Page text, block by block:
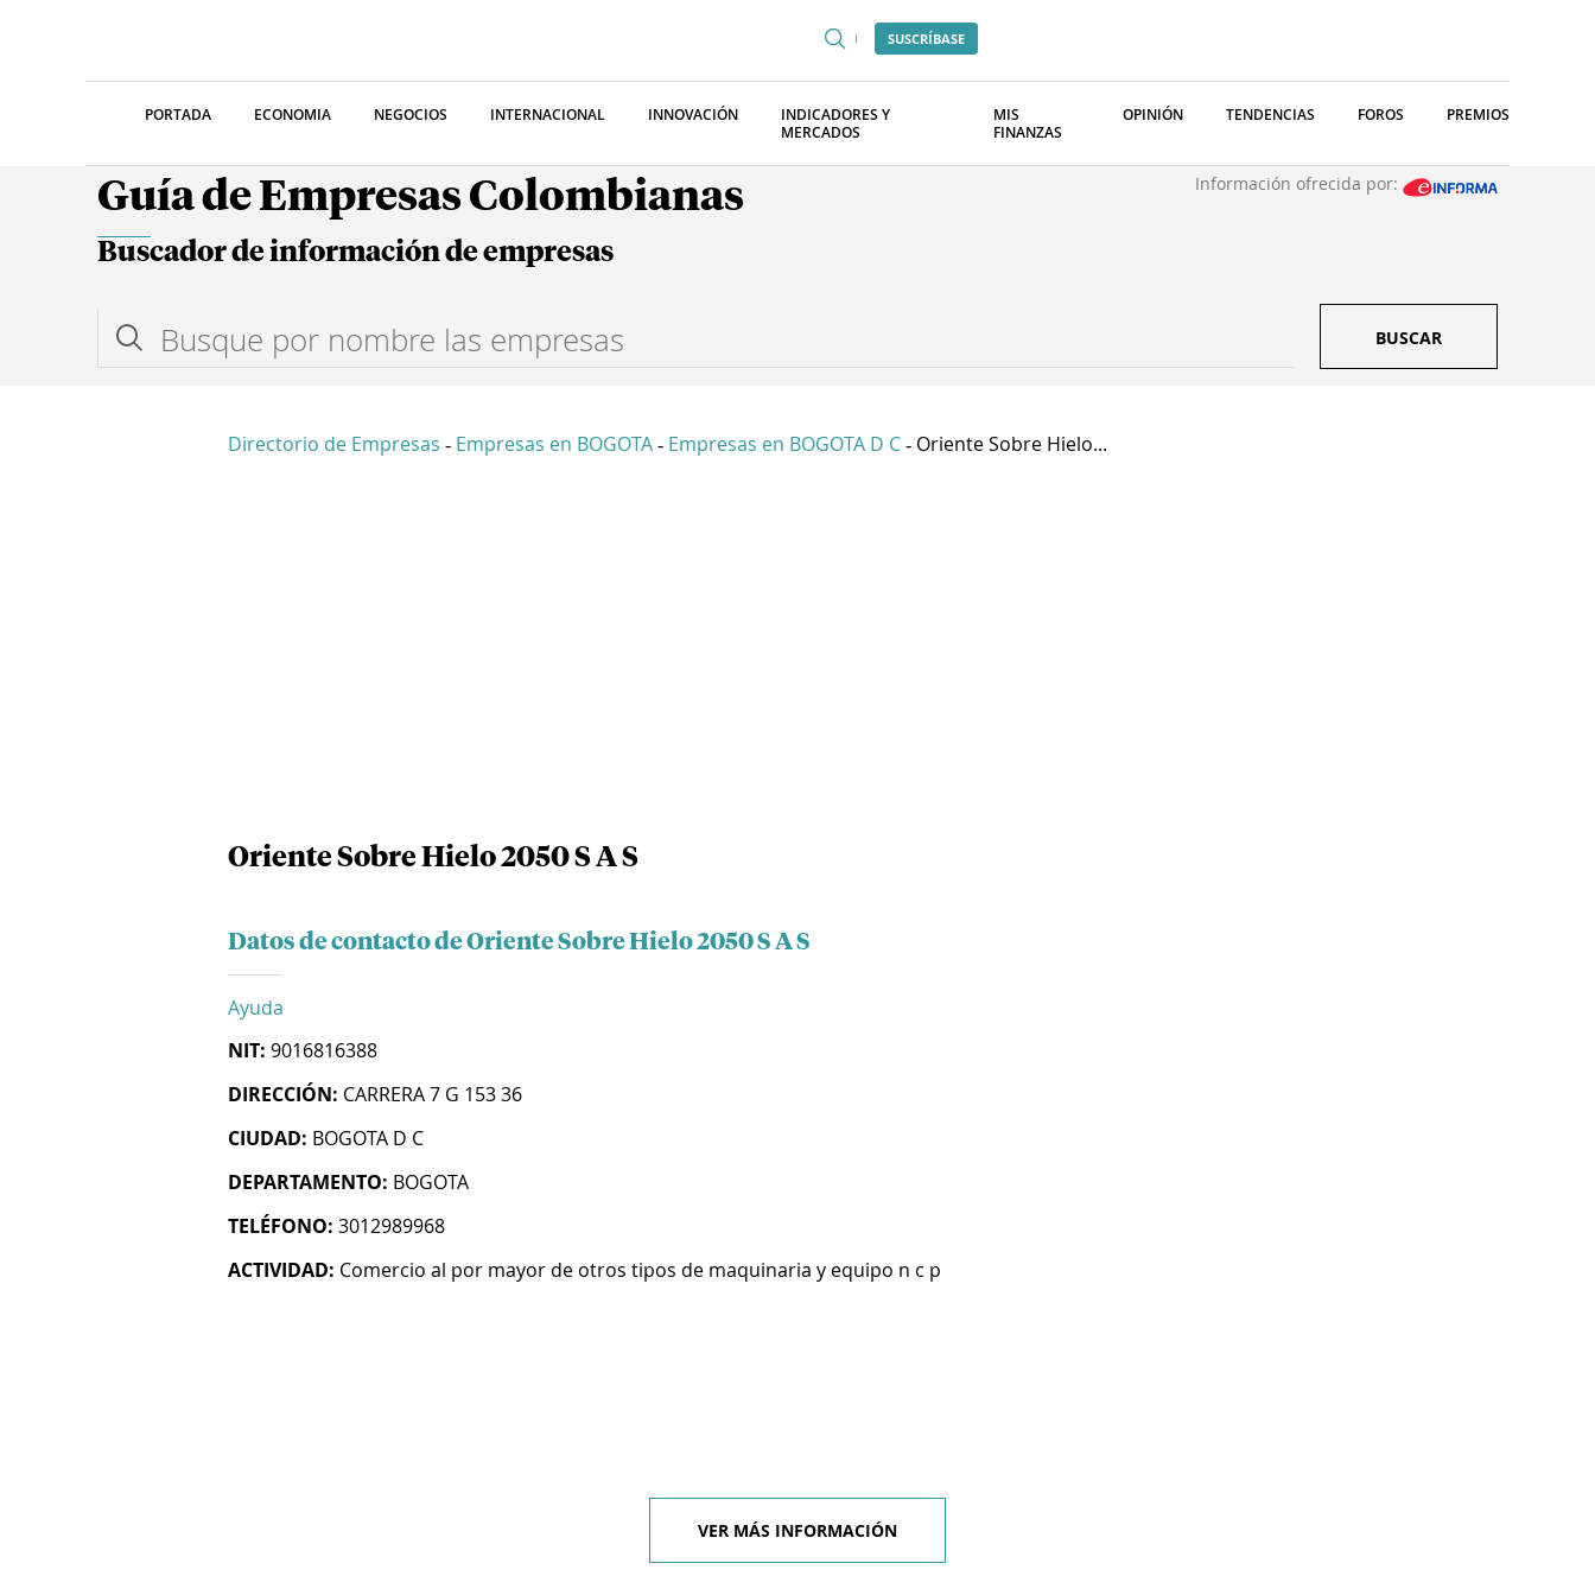
SUSCRÍBASE
PORTADA ECONOMIA NEGOCIOS INTERNACIONAL INNOVACIÓN
INDICADORES Y
MERCADOS
MIS
FINANZAS
OPINIÓN TENDENCIAS FOROS PREMIOS
Guía de Empresas Colombianas Información ofrecida por:
Buscador de información de empresas
BUSCAR
Directorio de Empresas - Empresas en BOGOTA - Empresas en BOGOTA D C - Oriente Sobre Hielo...
Oriente Sobre Hielo 2050 S A S
Datos de contacto de Oriente Sobre Hielo 2050 S A S
Ayuda
NIT: 9016816388
DIRECCIÓN: CARRERA 7 G 153 36
CIUDAD: BOGOTA D C
DEPARTAMENTO: BOGOTA
TELÉFONO: 3012989968
ACTIVIDAD: Comercio al por mayor de otros tipos de maquinaria y equipo n c p
VER MÁS INFORMACIÓN